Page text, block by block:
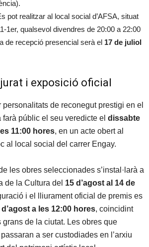
pot realitzar al local social d’AFSA, situat
1er, qualsevol divendres de 20:00 a 22:00
de recepció presencial serà el 17 de juliol
i exposició oficial
personalitats de reconegut prestigi en el
públic el seu veredicte el dissabte
11:00 hores, en un acte obert al
al local social del carrer Engay.
les obres seleccionades s’instal·larà a
de la Cultura del 15 d’agost al 14 de
i el lliurament oficial de premis es
d’agost a les 12:00 hores, coincidint
grans de la ciutat. Les obres que
a ser custodiades en l’arxiu